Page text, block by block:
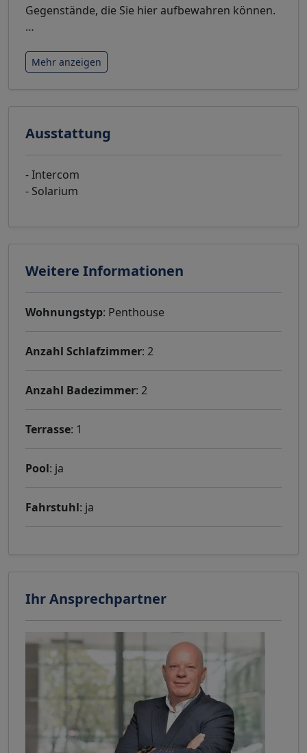
Gegenstände, die Sie hier aufbewahren können.
…
Mehr anzeigen
Ausstattung
- Intercom
- Solarium
Weitere Informationen
Wohnungstyp: Penthouse
Anzahl Schlafzimmer: 2
Anzahl Badezimmer: 2
Terrasse: 1
Pool: ja
Fahrstuhl: ja
Ihr Ansprechpartner